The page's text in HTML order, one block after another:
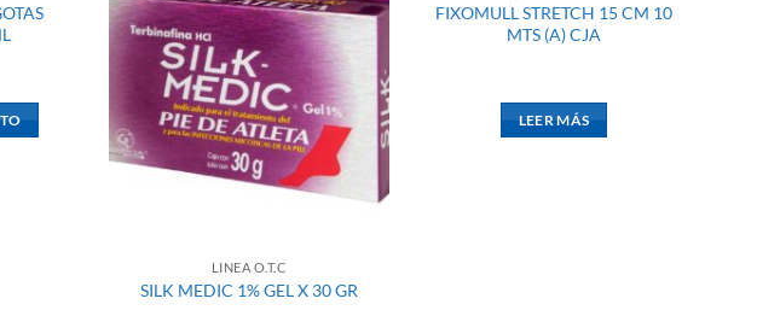
LINEA O.T.C
SILK MEDIC 1% GEL X 30 GR
FIXOMULL STRETCH 15 CM 10
MTS (A) CJA
LEER MÁS